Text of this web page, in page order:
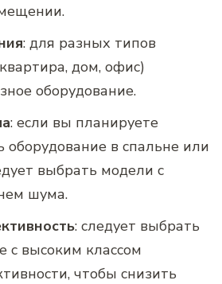
: для разных типов
дом, офис)
оборудование.
: если вы планируете
оборудование в спальне или
выбрать модели с
шума.
: следует выбрать
с высоким классом
чтобы снизить